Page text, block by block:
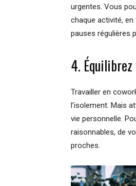
urgentes. Vous
chaque activité,
pauses régulières
4.
Travailler en
l’isolement. Mais
vie personnelle.
raisonnables, de
proches.